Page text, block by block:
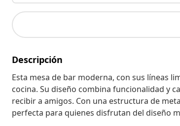
Descripción
Esta mesa de bar moderna, con sus líneas
cocina. Su diseño combina funcionalidad y
recibir a amigos. Con una estructura de
perfecta para quienes disfrutan del diseño